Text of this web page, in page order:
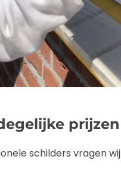
prijzen
schilders vragen